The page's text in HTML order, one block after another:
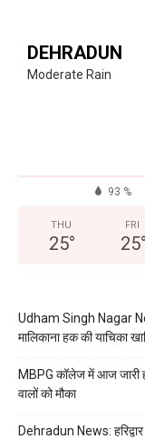
DEHRADUN
Moderate Rain
93 %
THU
25°
FRI
25°
Udham Singh Nagar
मालिकाना हक की याचिका
MBPG कॉलेज में आज जारी
वालों को मौका
Dehradun News: